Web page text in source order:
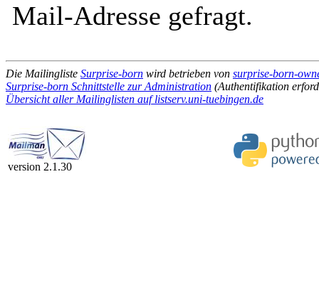
Mail-Adresse gefragt.
Die Mailingliste Surprise-born wird betrieben von surprise-born-
Surprise-born Schnittstelle zur Administration (Authentifikation
Übersicht aller Mailinglisten auf listserv.uni-tuebingen.de
version 2.1.30